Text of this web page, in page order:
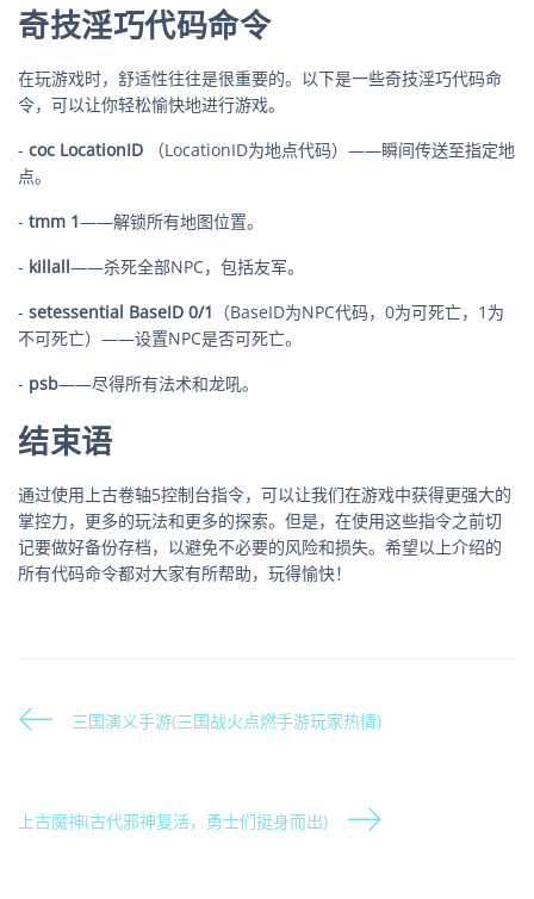
奇技淫巧代码命令
在玩游戏时，舒适性往往是很重要的。以下是一些奇技淫巧代码命
令，可以让你轻松愉快地进行游戏。
- coc LocationID
（LocationID为地点代码）——瞬间传送至指定地
点。
- tmm 1——解锁所有地图位置。
- killall——杀死全部NPC，包括友军。
- setessential BaseID 0/1 （BaseID为NPC代码，0为可死亡，1为
不可死亡）——设置NPC是否可死亡。
- psb——尽得所有法术和龙吼。
结束语
通过使用上古卷轴5控制台指令，可以让我们在游戏中获得更强大的
掌控力，更多的玩法和更多的探索。但是，在使用这些指令之前切
记要做好备份存档，以避免不必要的风险和损失。希望以上介绍的
所有代码命令都对大家有所帮助，玩得愉快！
三国演义手游(三国战火点燃手游玩家热情)
上古魔神(古代邪神复活，勇士们挺身而出)